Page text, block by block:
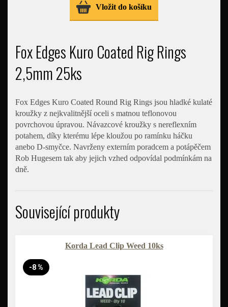
Vložit do košíku
Fox Edges Kuro Coated Rig Rings
2,5mm 25ks
Fox Edges Kuro Coated Round Rig Rings jsou hladké kulaté
kroužky z nejkvalitnější oceli s matnou teflonovou
povrchovou úpravou. Návazcové kroužky s nereflexním
potahem, díky kterému lépe kloužou po ramínku háčku
anebo D-smyčce. Navrženy externím poradcem a potápěčem
Rob Hugesem tak aby jejich vzhed odpovídal podmínkám na
dně.
Související produkty
Korda Lead Clip Weed 10ks
-8 %